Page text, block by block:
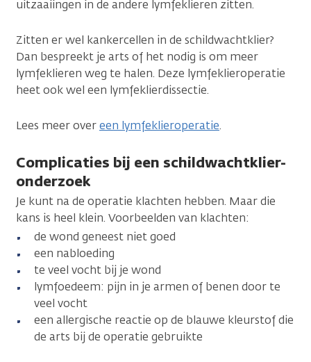
uitzaaiingen in de andere lymfeklieren zitten.
Zitten er wel kankercellen in de schildwachtklier?
Dan bespreekt je arts of het nodig is om meer
lymfeklieren weg te halen. Deze lymfeklieroperatie
heet ook wel een lymfeklierdissectie.
Lees meer overeen lymfeklieroperatie.
Complicaties bij een schildwachtklier-
onderzoek
Je kunt na de operatie klachten hebben. Maar die
kans is heel klein. Voorbeelden van klachten:
de wond geneest niet goed
een nabloeding
te veel vocht bij je wond
lymfoedeem: pijn in je armen of benen door te
veel vocht
een allergische reactie op de blauwe kleurstof die
de arts bij de operatie gebruikte